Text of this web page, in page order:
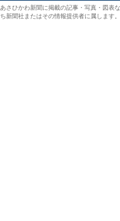
あさひかわ新聞に掲載の記事・写真・図表
ち新聞社またはその情報提供者に属します。